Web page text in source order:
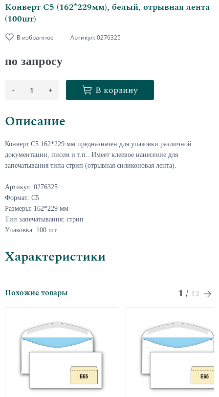
Конверт С5 (162*229мм), белый, отрывная лента
(100шт)
В избранное Артикул:0276325
по запросу
- 1 + В корзину
Описание
Конверт С5 162*229 мм предназначен для упаковки различной
документации, писем и т.п.. Имеет клеевое нанесение для
запечатывания типа стрип (отрывная силиконовая лента).
Артикул: 0276325
Формат: С5
Размеры: 162*229 мм
Тип запечатывания: стрип
Упаковка: 100 шт.
Характеристики
Похожие товары 1 / 12